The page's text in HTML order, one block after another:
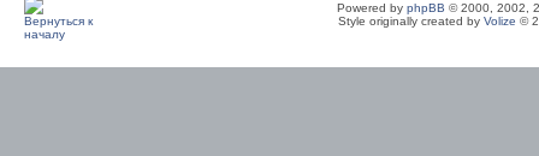
Powered by phpBB © 2000, 2002,
Style originally created by Volize ©